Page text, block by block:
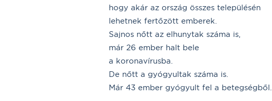
hogy akár az ország összes településén
lehetnek fertőzött emberek.
Sajnos nőtt az elhunytak száma is,
már 26 ember halt bele
a koronavírusba.
De nőtt a gyógyultak száma is.
Már 43 ember gyógyult fel a betegségből.